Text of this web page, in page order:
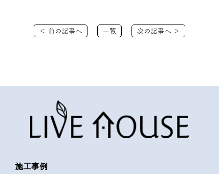
＜ 前の記事へ 一覧 次の記事へ ＞
施工事例